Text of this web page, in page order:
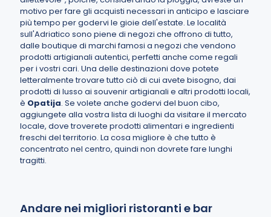
motivo per fare gli acquisti necessari in anticipo e lasciare
più tempo per godervi le gioie dell'estate. Le località
sull'Adriatico sono piene di negozi che offrono di tutto,
dalle boutique di marchi famosi a negozi che vendono
prodotti artigianali autentici, perfetti anche come regali
per i vostri cari. Una delle destinazioni dove potete
letteralmente trovare tutto ciò di cui avete bisogno, dai
prodotti di lusso ai souvenir artigianali e altri prodotti locali,
è Opatija. Se volete anche godervi del buon cibo,
aggiungete alla vostra lista di luoghi da visitare il mercato
locale, dove troverete prodotti alimentari e ingredienti
freschi del territorio. La cosa migliore è che tutto è
concentrato nel centro, quindi non dovrete fare lunghi
tragitti.
Andare nei migliori ristoranti e bar